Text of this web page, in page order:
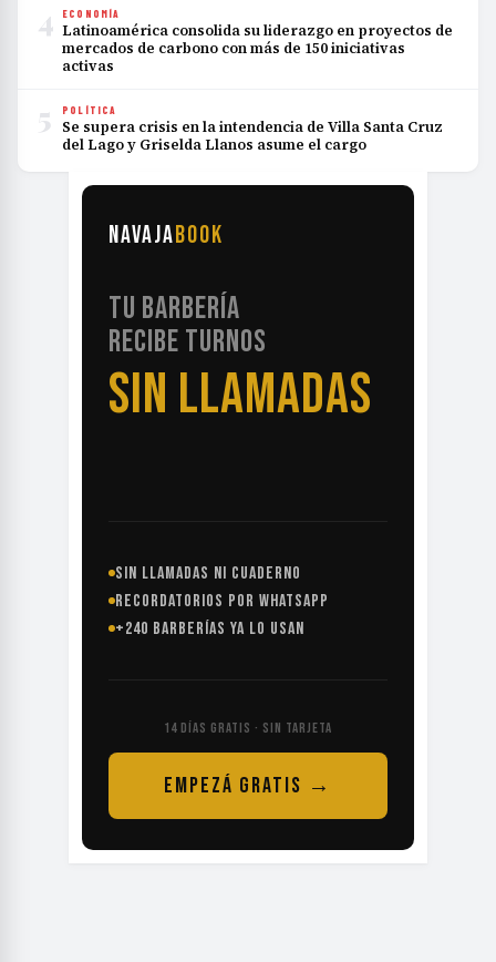
4 ECONOMÍA
Latinoamérica consolida su liderazgo en proyectos de
mercados de carbono con más de 150 iniciativas
activas
5 POLÍTICA
Se supera crisis en la intendencia de Villa Santa Cruz
del Lago y Griselda Llanos asume el cargo
NAVAJABOOK
TU BARBERÍA
RECIBE TURNOS
SIN LLAMADAS
SIN LLAMADAS NI CUADERNO
RECORDATORIOS POR WHATSAPP
+240 BARBERÍAS YA LO USAN
14 DÍAS GRATIS · SIN TARJETA
EMPEZÁ GRATIS →